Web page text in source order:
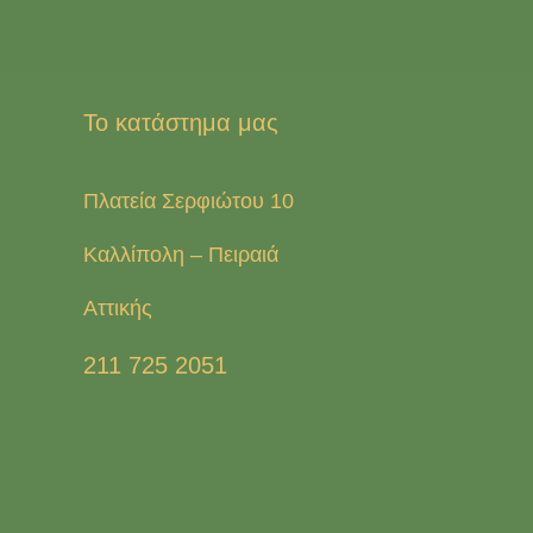
Το κατάστημα μας
Πλατεία Σερφιώτου 10
Καλλίπολη – Πειραιά
Αττικής
211 725 2051